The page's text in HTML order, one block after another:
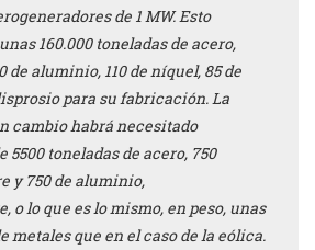
de 1 MW. Esto
160.000 toneladas de acero,
de aluminio, 110 de níquel, 85 de
para su fabricación. La
cambio habrá necesitado
toneladas de acero, 750
y 750 de aluminio,
o lo que es lo mismo, en peso, unas
metales que en el caso de la eólica.